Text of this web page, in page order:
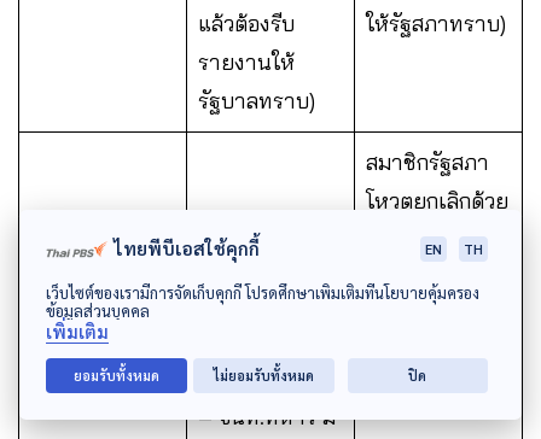
แล้วต้องรีบ
รายงานให้
รัฐบาลทราบ)
ให้รัฐสภาทราบ)
ยับยั้ง / ยกเลิก
พระบรม
ราชโองการ
สมาชิกรัฐสภา
โหวตยกเลิกด้วย
คะแนนเสียงข้าง
มาก และ
ประกาศยกเลิก
– จนท.ทหาร มี
ไทยพีบีเอสใช้คุกกี้ EN TH
เว็บไซต์ของเรามีการจัดเก็บคุกกี้ โปรดศึกษาเพิ่มเติมที่นโยบายคุ้มครอง
ข้อมูลส่วนบุคคล
เพิ่มเติม
ยอมรับทั้งหมด ไม่ยอมรับทั้งหมด ปิด